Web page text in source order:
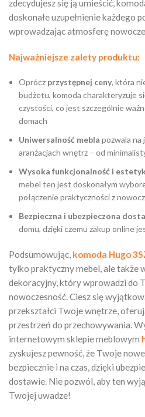
zdecydujesz się ją umieścić,
doskonałe uzupełnienie każdego
wprowadzając atmosferę
Najważniejsze zalety produktu:
Oprócz przystępnej ceny, która
budżetu, komoda charakteryzuje
czystości, co jest szczególnie
domach
Uniwersalność mebla pozwala na
aranżacjach wnętrz – od
Wysoka funkcjonalność i
mebel ten jest doskonałym
połączenie praktyczności z
Bezpieczna i ubezpieczona
domu, dzięki czemu zakup online
Podsumowując, komoda Hugo
tylko praktyczny mebel, ale także
dekoracyjny, który wprowadzi do
nowoczesność. Ciesz się
przekształci Twoje wnętrze,
przestrzeń do przechowywania.
internetowym sklepie meblowym
zyskujesz pewność, że Twoje
bezpiecznie i na czas, dzięki
dostawie. Nie pozwól, aby ten
Twojej uwadze!